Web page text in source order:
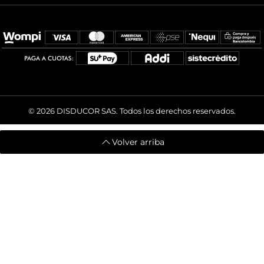
© 2026 DISDUCOR SAS. Todos los derechos reservados.
Volver arriba